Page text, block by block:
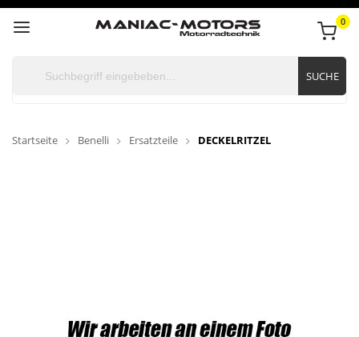
0
SUCHE
Startseite Benelli Ersatzteile DECKELRITZEL